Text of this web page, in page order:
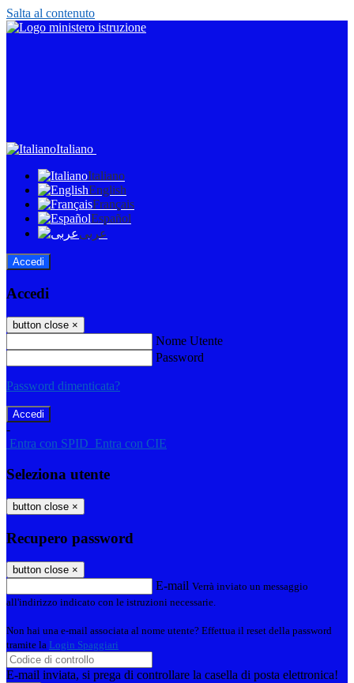
Salta al contenuto
Italiano
Italiano
English
Français
Español
عربى
Accedi
Accedi
button close ×
Nome Utente
Password
Password dimenticata?
-
Entra con SPID Entra con CIE
Seleziona utente
button close ×
Recupero password
button close ×
E-mail Verrà inviato un messaggio
all'indirizzo indicato con le istruzioni necessarie.
Non hai una e-mail associata al nome utente? Effettua il reset della password
tramite la Login Spaggiari
E-mail inviata, si prega di controllare la casella di posta elettronica!